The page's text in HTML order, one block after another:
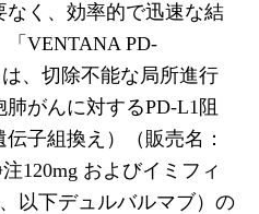
なく、効率的で迅速な結
VENTANA PD-
、切除不能な局所進行
がんに対するPD-L1阻
子組換え）（販売名：
120mg およびイミフィ
以下デュルバルマブ）の